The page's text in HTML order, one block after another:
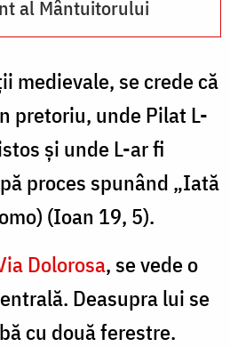
al Mântuitorului
medievale, se crede că
pretoriu, unde Pilat L-
şi unde L-ar fi
proces spunând „Iată
(Ioan 19, 5).
Dolorosa, se vede o
Deasupra lui se
cu două ferestre.